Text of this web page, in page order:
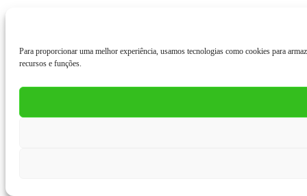
Para proporcionar uma melhor experiência, usamos tecnologias como cookies para
recursos e funções.